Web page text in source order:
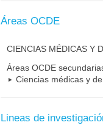
Áreas OCDE
CIENCIAS MÉDICAS Y
Áreas OCDE
Ciencias médicas y
Lineas de